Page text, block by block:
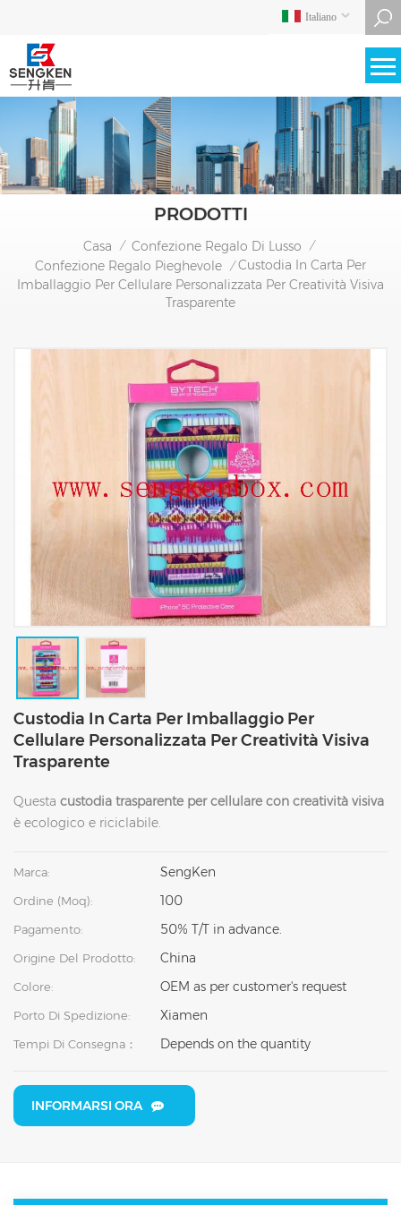
Italiano
PRODOTTI
Casa / Confezione Regalo Di Lusso /
Confezione Regalo Pieghevole / Custodia In Carta Per
Imballaggio Per Cellulare Personalizzata Per Creatività Visiva
Trasparente
Custodia In Carta Per Imballaggio Per
Cellulare Personalizzata Per Creatività Visiva
Trasparente
Questa custodia trasparente per cellulare con creatività visiva
è ecologico e riciclabile.
Marca: SengKen
Ordine (moq): 100
Pagamento: 50% T/T in advance.
Origine Del Prodotto: China
Colore: OEM as per customer's request
Porto Di Spedizione: Xiamen
Tempi Di Consegna： Depends on the quantity
INFORMARSI ORA